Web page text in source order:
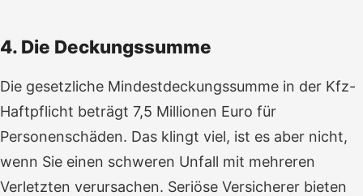
4. Die Deckungssumme
Die gesetzliche Mindestdeckungssumme in der Kfz-
Haftpflicht beträgt 7,5 Millionen Euro für
Personenschäden. Das klingt viel, ist es aber nicht,
wenn Sie einen schweren Unfall mit mehreren
Verletzten verursachen. Seriöse Versicherer bieten